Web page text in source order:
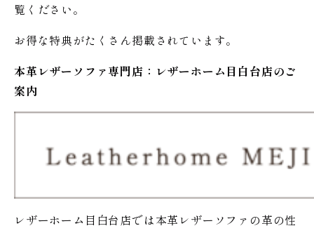
覧ください。
お得な特典がたくさん掲載されています。
本革レザーソファ専門店：レザーホーム 目白台店のご
案内
レザーホーム目白台店では本革レザーソファの革の性